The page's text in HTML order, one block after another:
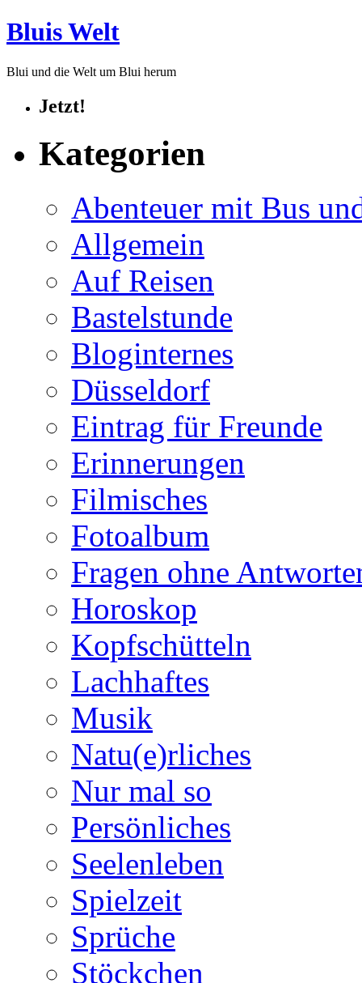
Bluis Welt
Blui und die Welt um Blui herum
Jetzt!
Kategorien
Abenteuer mit Bus
Allgemein
Auf Reisen
Bastelstunde
Bloginternes
Düsseldorf
Eintrag für Freunde
Erinnerungen
Filmisches
Fotoalbum
Fragen ohne
Horoskop
Kopfschütteln
Lachhaftes
Musik
Natu(e)rliches
Nur mal so
Persönliches
Seelenleben
Spielzeit
Sprüche
Stöckchen